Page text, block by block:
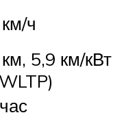
ч
5,9 км/кВт